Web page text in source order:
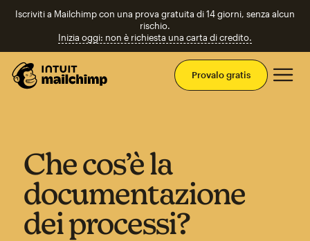
Iscriviti a Mailchimp con una prova gratuita di 14 giorni, senza alcun
rischio.
Inizia oggi: non è richiesta una carta di credito.
Provalo gratis
Che cos’è la
documentazione
dei processi?